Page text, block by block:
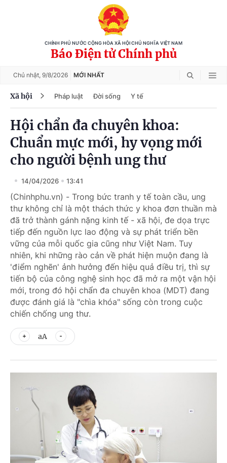
CHÍNH PHỦ NƯỚC CỘNG HÒA XÃ HỘI CHỦ NGHĨA VIỆT NAM
Báo Điện tử Chính phủ
Chủ nhật, 9/8/2026 MỚI NHẤT
Xã hội Pháp luật Đời sống Y tế
Hội chẩn đa chuyên khoa:
Chuẩn mực mới, hy vọng mới
cho người bệnh ung thư
14/04/2026 13:41
(Chinhphu.vn) - Trong bức tranh y tế toàn cầu, ung
thư không chỉ là một thách thức y khoa đơn thuần mà
đã trở thành gánh nặng kinh tế - xã hội, đe dọa trực
tiếp đến nguồn lực lao động và sự phát triển bền
vững của mỗi quốc gia cũng như Việt Nam. Tuy
nhiên, khi những rào cản về phát hiện muộn đang là
'điểm nghẽn' ảnh hưởng đến hiệu quả điều trị, thì sự
tiến bộ của công nghệ sinh học đã mở ra một vận hội
mới, trong đó hội chẩn đa chuyên khoa (MDT) đang
được đánh giá là "chìa khóa" sống còn trong cuộc
chiến chống ung thư.
aA